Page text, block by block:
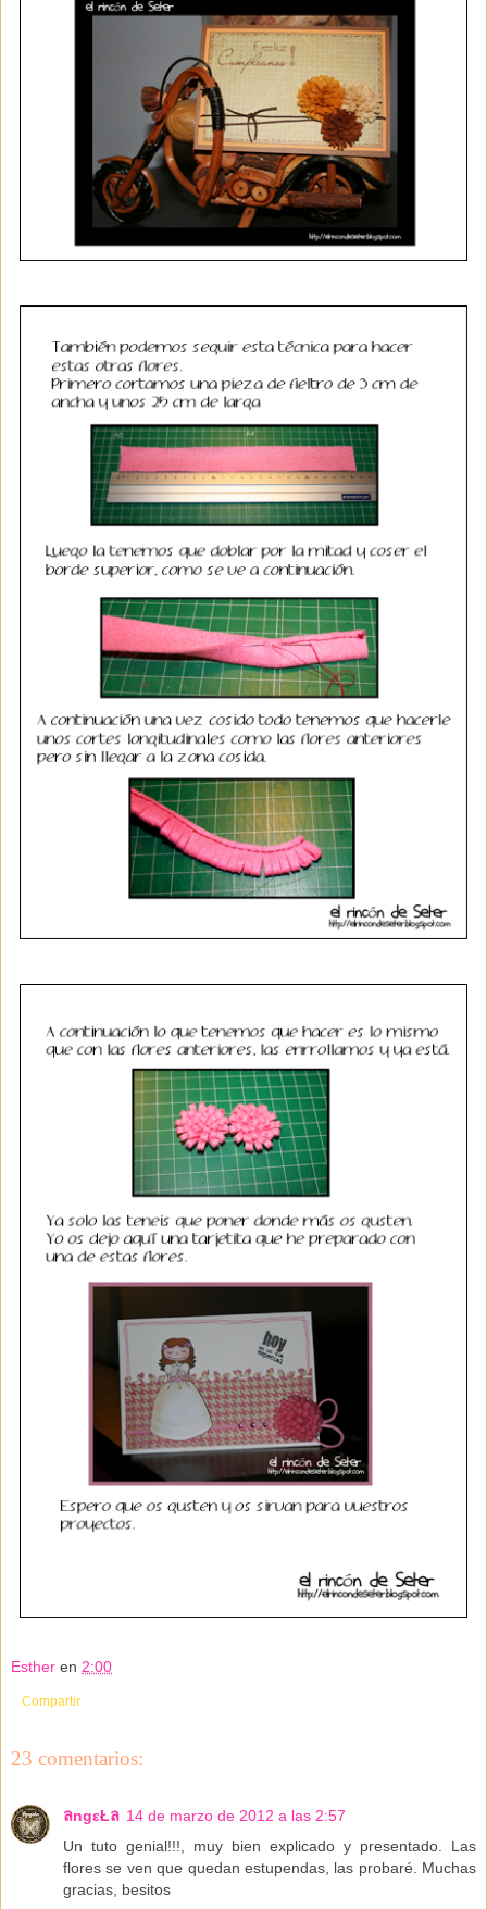
Esther en 2:00
Compartir
23 comentarios:
ลngεŁล 14 de marzo de 2012 a las 2:57
Un tuto genial!!!, muy bien explicado y presentado. Las
flores se ven que quedan estupendas, las probaré. Muchas
gracias, besitos